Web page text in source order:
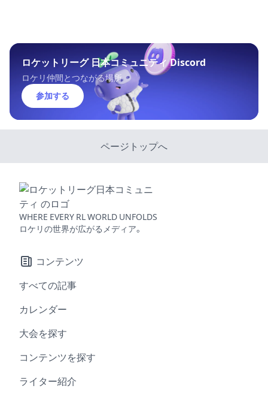
ロケットリーグ 日本コミュニティ Discord
ロケリ仲間とつながる場所
参加する
ページトップへ
WHERE EVERY RL WORLD UNFOLDS
ロケリの世界が広がるメディア。
コンテンツ
すべての記事
カレンダー
大会を探す
コンテンツを探す
ライター紹介